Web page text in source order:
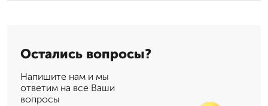
Остались вопросы?
Напишите нам и мы
ответим на все Ваши
вопросы